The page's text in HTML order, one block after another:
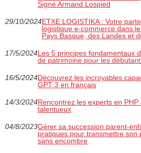
Signé Armand Lospied
29/10/2024ETXE LOGISTIKA : Votre
logistique e-commerce dans
Pays Basque, des Landes et
17/5/2024Les 5 principes fondamentaux
de patrimoine pour les
16/5/2024Découvrez les incroyables
GPT 3 en français
14/3/2024Rencontrez les experts en PHP
talentueux
04/8/2023Gérer sa succession parent-
pratiques pour transmettre son
sans encombre